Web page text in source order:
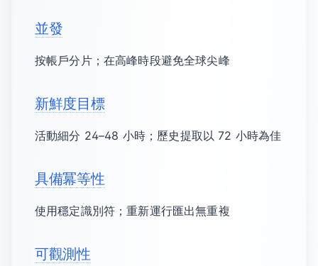
並發
按帳戶分片；在高峰時段避免全球尖峰
新鮮度目標
活動細分 24–48 小時；歷史提取以 72 小時為佳
具備冪等性
使用穩定識別符；重新運行匯出無重複
可觀測性